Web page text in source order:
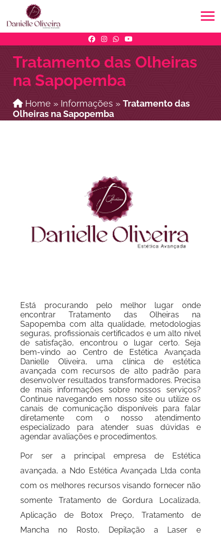
Tratamento das Olheiras
na Sapopemba
Home » Informações »Tratamento das
Olheiras na Sapopemba
Está procurando pelo melhor lugar onde
encontrar Tratamento das Olheiras na
Sapopemba com alta qualidade, metodologias
seguras, profissionais certificados e um alto nível
de satisfação, encontrou o lugar certo. Seja
bem-vindo ao Centro de Estética Avançada
Danielle Oliveira, uma clínica de estética
avançada com recursos de alto padrão para
desenvolver resultados transformadores. Precisa
de mais informações sobre nossos serviços?
Continue navegando em nosso site ou utilize os
canais de comunicação disponíveis para falar
diretamente com o nosso atendimento
especializado para atender suas dúvidas e
agendar avaliações e procedimentos.
Por ser a principal empresa de Estética
avançada, a Ndo Estética Avançada Ltda conta
com os melhores recursos visando fornecer não
somente Tratamento de Gordura Localizada,
Aplicação de Botox Preço, Tratamento de
Mancha no Rosto, Depilação a Laser e